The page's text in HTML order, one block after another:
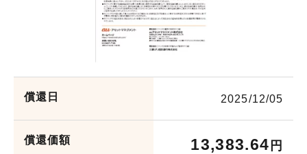
各種方針
償還日 2025/12/05
償還価額 13,383.64 円